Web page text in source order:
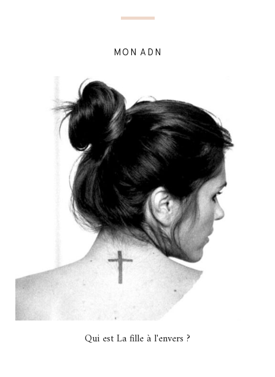
MON ADN
Qui est La fille à l'envers ?